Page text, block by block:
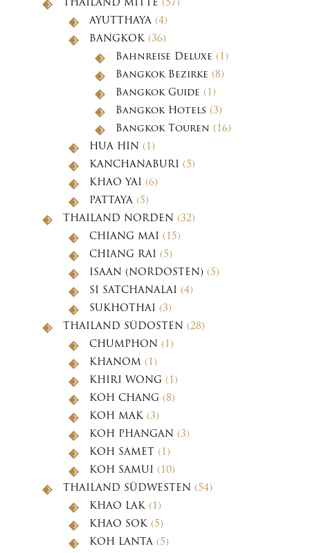
THAILAND MITTE (57)
AYUTTHAYA (4)
BANGKOK(36)
Bahnreise Deluxe (1)
Bangkok Bezirke (8)
Bangkok Guide (1)
Bangkok Hotels (3)
Bangkok Touren (16)
HUA HIN (1)
KANCHANABURI (5)
KHAO YAI (6)
PATTAYA (5)
THAILAND NORDEN (32)
CHIANG MAI (15)
CHIANG RAI (5)
ISAAN (NORDOSTEN) (5)
SI SATCHANALAI (4)
SUKHOTHAI (3)
THAILAND SÜDOSTEN (28)
CHUMPHON (1)
KHANOM (1)
KHIRI WONG (1)
KOH CHANG (8)
KOH MAK(3)
KOH PHANGAN (3)
KOH SAMET (1)
KOH SAMUI (10)
THAILAND SÜDWESTEN (54)
KHAO LAK(1)
KHAO SOK(5)
KOH LANTA (5)